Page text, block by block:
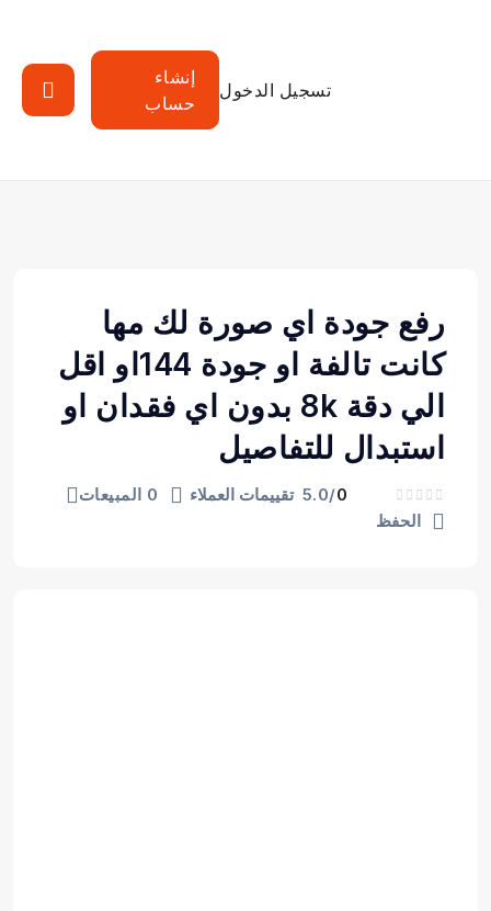
تسجيل الدخول
إنشاء
حساب
رفع جودة اي صورة لك مها
كانت تالفة او جودة 144او اقل
الي دقة 8k بدون اي فقدان او
استبدال للتفاصيل
0
/5.0 تقييمات العملاء
0 المبيعات
الحفظ